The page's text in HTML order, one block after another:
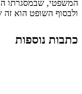
המשפטי, שבמסגרתו
ולבסוף השופט הוא
כתבות נוספות